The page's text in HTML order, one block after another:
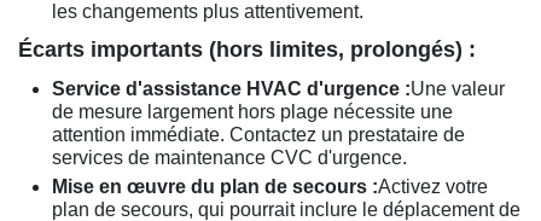
les changements plus attentivement.
Écarts importants (hors limites, prolongés) :
Service d'assistance HVAC d'urgence :Une valeur
de mesure largement hors plage nécessite une
attention immédiate. Contactez un prestataire de
services de maintenance CVC d'urgence.
Mise en œuvre du plan de secours :Activez votre
plan de secours, qui pourrait inclure le déplacement de